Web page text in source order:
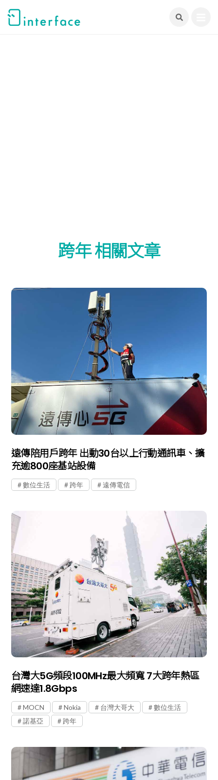
跨年 相關文章
遠傳陪用戶跨年 出動30台以上行動通訊車、擴
充逾800座基站設備
數位生活 跨年 遠傳電信
台灣大5G頻段100MHz最大頻寬 7大跨年熱區
網速達1.8Gbps
MOCN Nokia 台灣大哥大
數位生活
諾基亞
跨年